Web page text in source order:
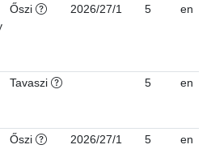
Őszi 2026/27/1 5 en
Tavaszi 5 en
Őszi 2026/27/1 5 en